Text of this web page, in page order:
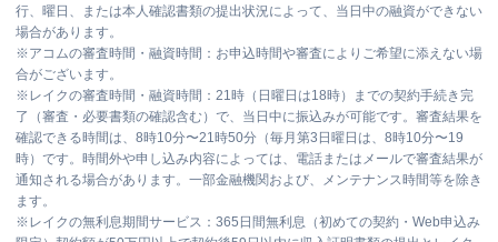
行、曜日、または本人確認書類の提出状況によって、当日中の融資ができない
場合があります。
※アコムの審査時間・融資時間：お申込時間や審査によりご希望に添えない場
合がございます。
※ レイクの審査時間・融資時間：21時（日曜日は18時）までの契約手続き完
了（審査・必要書類の確認含む）で、当日中に振込みが可能です。審査結果を
確認できる時間は、8時10分〜21時50分（毎月第3日曜日は、8時10分〜19
時）です。時間外や申し込み内容によっては、電話またはメールで審査結果が
通知される場合があります。一部金融機関および、メンテナンス時間等を除き
ます。
※ レイクの無利息期間サービス：365日間無利息（初めての契約・Web申込み